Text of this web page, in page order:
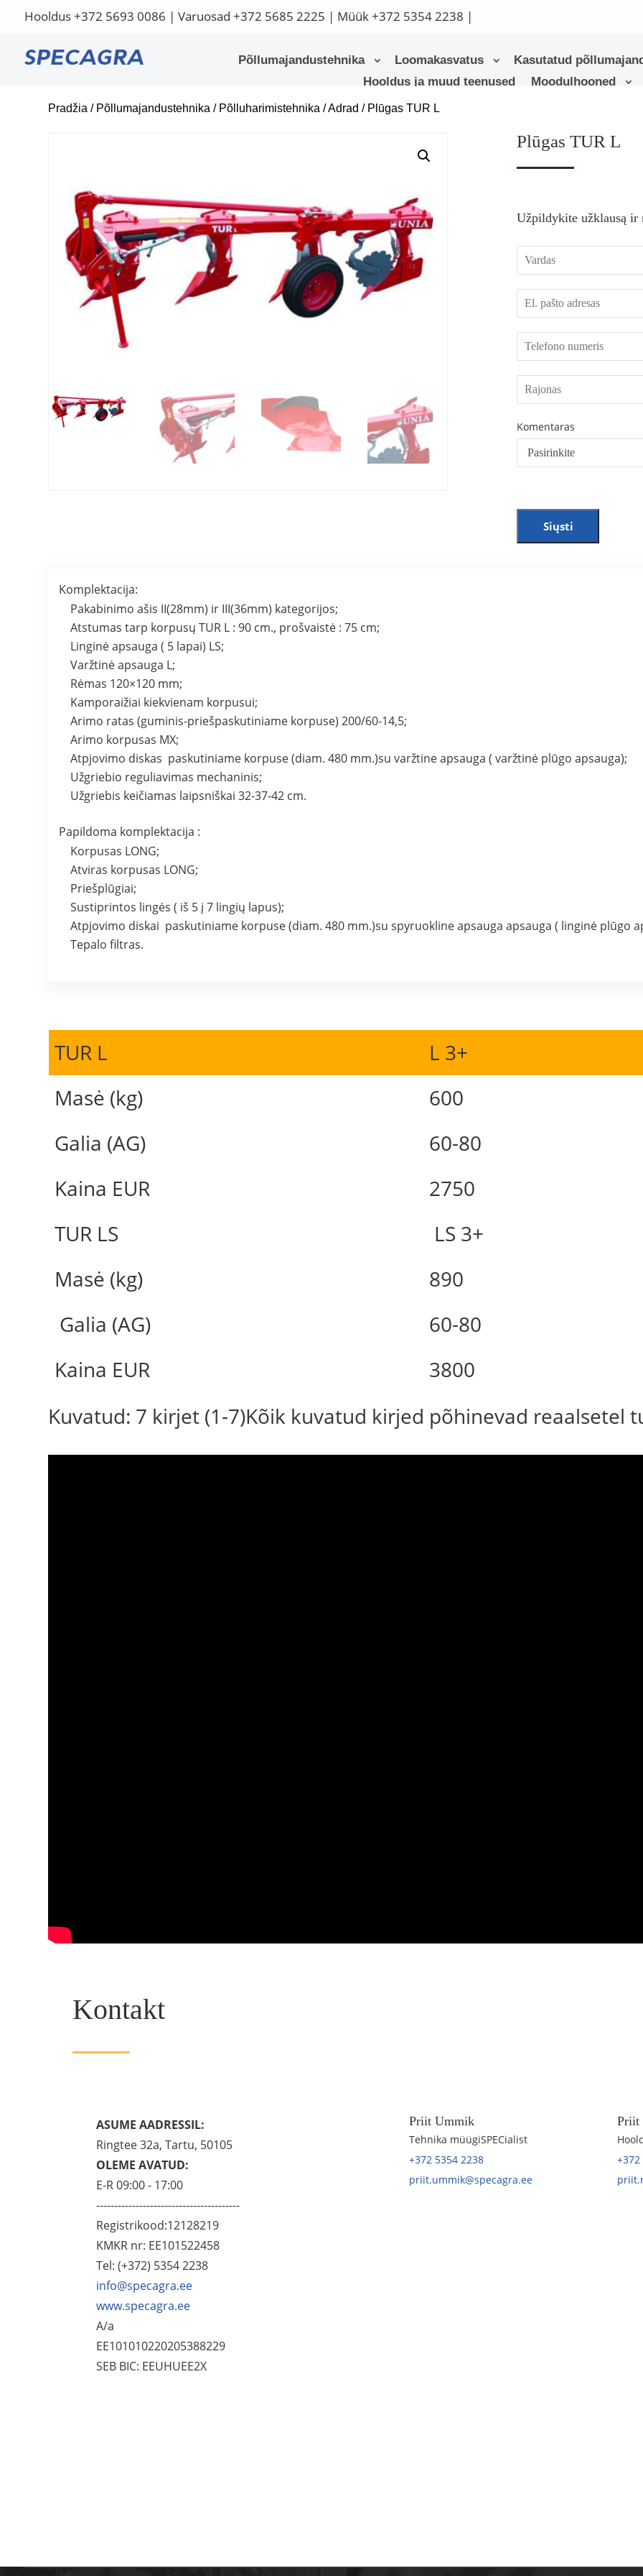
Hooldus+372 5693 0086 | Varuosad +372 5685 2225 | Müük+372 5354 2238 |
Põllumajandustehnika Loomakasvatus
Kasutatud
Hooldus ja muud teenused
Moodulhooned
Pradžia / Põllumajandustehnika / Põlluharimistehnika /Adrad / Plūgas TUR L
Plūgas TUR L
Užpildykite užklausą ir
Komentaras
Siųsti
Komplektacija:
Pakabinimo ašis II(28mm) ir III(36mm) kategorijos;
Atstumas tarp korpusų TUR L : 90 cm., prošvaistė : 75 cm;
Linginė apsauga ( 5 lapai) LS;
Varžtinė apsauga L;
Rėmas 120×120 mm;
Kamporaižiai kiekvienam korpusui;
Arimo ratas (guminis-priešpaskutiniame korpuse) 200/60-14,5;
Arimo korpusas MX;
Atpjovimo diskas paskutiniame korpuse (diam. 480 mm.)su varžtine apsauga ( varžtinė plūgo apsauga);
Užgriebio reguliavimas mechaninis;
Užgriebis keičiamas laipsniškai 32-37-42 cm.
Papildoma komplektacija :
Korpusas LONG;
Atviras korpusas LONG;
Priešplūgiai;
Sustiprintos lingės ( iš 5 į 7 lingių lapus);
Atpjovimo diskai paskutiniame korpuse (diam. 480 mm.)su spyruokline apsauga apsauga ( linginė plūgo
Tepalo filtras.
TUR L L 3+
Masė (kg)
600
Galia (AG)
60-80
Kaina EUR
2750
TUR LS
LS 3+
Masė (kg)
890
Galia (AG)
60-80
Kaina EUR
3800
Kuvatud: 7 kirjet (1-7)Kõik kuvatud kirjed põhinevad reaalsetel
Kontakt
ASUME AADRESSIL:
Ringtee 32a, Tartu, 50105
OLEME AVATUD:
E-R 09:00 - 17:00
----------------------------------------
Registrikood:12128219
KMKR nr: EE101522458
Tel: (+372) 5354 2238
info@specagra.ee
www.specagra.ee
A/a
EE101010220205388229
SEB BIC: EEUHUEE2X
Priit Ummik
Tehnika müügiSPECialist
+372 5354 2238
priit.ummik@specagra.ee
Priit
+372